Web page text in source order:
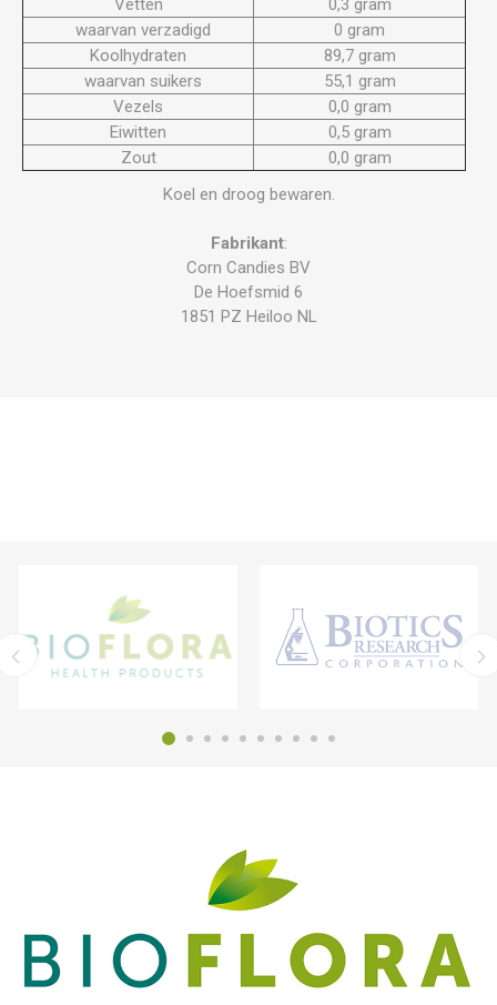
Vetten
0,3 gram
waarvan verzadigd
0 gram
Koolhydraten
89,7 gram
waarvan suikers
55,1 gram
Vezels
0,0 gram
Eiwitten
0,5 gram
Zout
0,0 gram
Koel en droog bewaren.
Fabrikant:
Corn Candies BV
De Hoefsmid 6
1851 PZ Heiloo NL